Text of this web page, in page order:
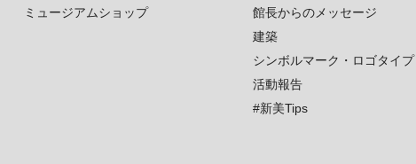
ミュージアムショップ
館長からのメッセージ
建築
シンボルマーク・ロゴタイプ
活動報告
#新美Tips